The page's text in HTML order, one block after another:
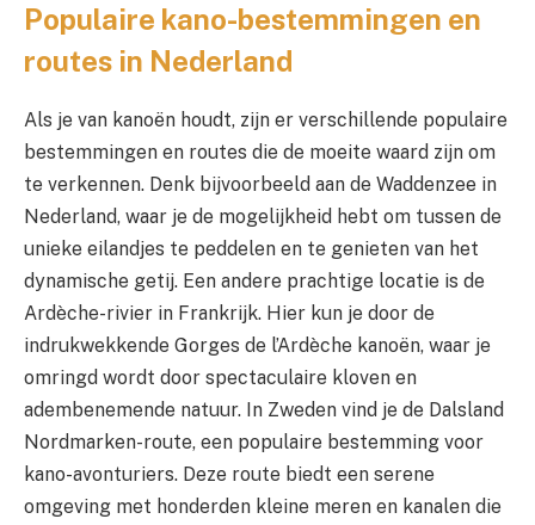
Populaire kano-bestemmingen en
routes in Nederland
Als je van kanoën houdt, zijn er verschillende populaire
bestemmingen en routes die de moeite waard zijn om
te verkennen. Denk bijvoorbeeld aan de Waddenzee in
Nederland, waar je de mogelijkheid hebt om tussen de
unieke eilandjes te peddelen en te genieten van het
dynamische getij. Een andere prachtige locatie is de
Ardèche-rivier in Frankrijk. Hier kun je door de
indrukwekkende Gorges de l’Ardèche kanoën, waar je
omringd wordt door spectaculaire kloven en
adembenemende natuur. In Zweden vind je de Dalsland
Nordmarken-route, een populaire bestemming voor
kano-avonturiers. Deze route biedt een serene
omgeving met honderden kleine meren en kanalen die